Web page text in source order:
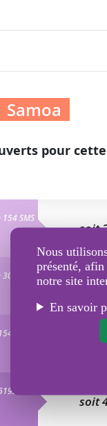
Nous
présenté,
notre site
En savoir
Samoa
pour
SMS
soit
SMS
soit
SMS
SMS
soit